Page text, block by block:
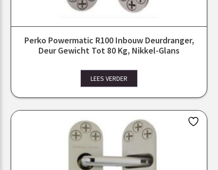
Perko Powermatic R100 Inbouw Deurdranger,
Deur Gewicht Tot 80 Kg, Nikkel-Glans
LEES VERDER